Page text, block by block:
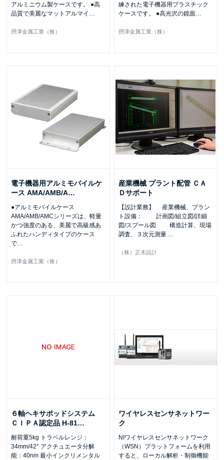
アルミニウム製ケースです。 ●高
品質で美麗なマットアルマイ …
摂津金属工業（株）
練された電子機器用プラスチック
ケースです。 ●高光沢の鏡面…
摂津金属工業（株）
電子機器用アルミモバイルケ
ース AMA/AMB/A…
●アルミモバイルケース
AMA/AMB/AMCシリーズは、軽量
かつ強度のある、美麗で高級感あ
ふれたハンディタイプのケース
で…
摂津金属工業（株）
産業機械 プラント配管 ＣＡ
Ｄサポート
【設計業務】 産業機械、プラン
ト設備： 計画図/組立図/詳細
図/スプール図 構造計算、現場
調査、３次元測量 …
（株）正木設計
６軸ヘキサポッドシステム
ＣＩＰＡ認定品 H-81…
耐荷重5kg トラベルレンジ：
34mm/42° アクチュエータ分解
能：40nm 最小インクリメンタル
ワイヤレスセンサネットワー
ク
NIワイヤレスセンサネットワーク
（WSN）プラットフォームを利用
すると、ローカル解析・制御機能